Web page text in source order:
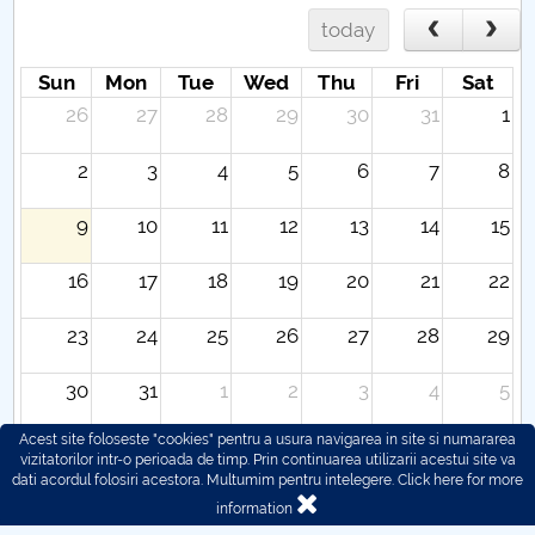
today
Sun Mon Tue Wed Thu Fri
Sat
26
27 28 29 30 31 1
2 3 4 5 6 7 8
9 10 11 12 13 14 15
16 17 18 19 20 21 22
23 24 25 26 27 28 29
30 31 1 2 3 4 5
Acest site foloseste "cookies" pentru a usura navigarea in site si numararea
vizitatorilor intr-o perioada de timp. Prin continuarea utilizarii acestui site va
dati acordul folosiri acestora. Multumim pentru intelegere. Click here for more
information